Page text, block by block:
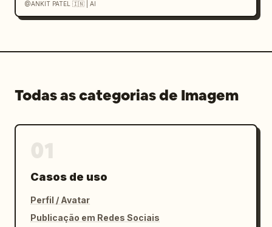
@ANKIT PATEL 🇮🇳 | AI
Todas as categorias de Imagem
Casos de uso
Perfil / Avatar
Publicação em Redes Sociais